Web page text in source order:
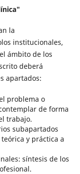
la
institucionales,
ámbito de los
deberá
apartados:
problema o
de forma
trabajo.
subapartados
y práctica a
síntesis de los